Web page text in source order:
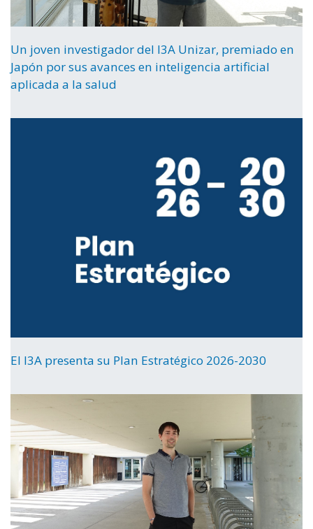
Un joven investigador del I3A Unizar, premiado en
Japón por sus avances en inteligencia artificial
aplicada a la salud
El I3A presenta su Plan Estratégico 2026-2030